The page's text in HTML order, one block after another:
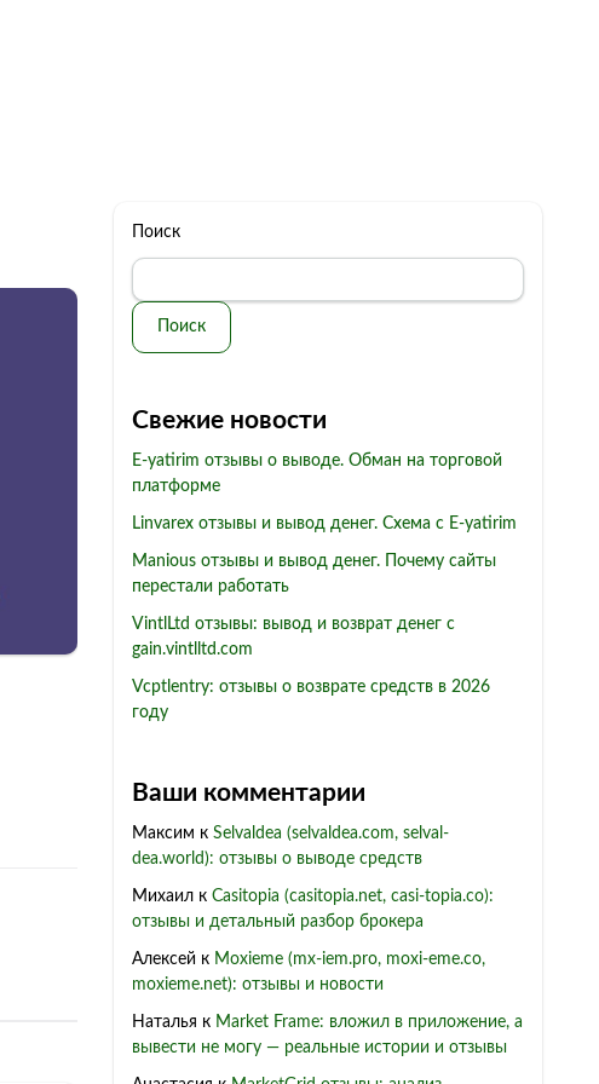
Поиск
Поиск
Свежие новости
E-yatirim отзывы о выводе. Обман на торговой
платформе
Linvarex отзывы и вывод денег. Схема с E-yatirim
Manious отзывы и вывод денег. Почему сайты
перестали работать
VintlLtd отзывы: вывод и возврат денег с
gain.vintlltd.com
Vcptlentry: отзывы о возврате средств в 2026
году
Ваши комментарии
Максим к Selvaldea (selvaldea.com, selval-
dea.world): отзывы о выводе средств
Михаил к Casitopia (casitopia.net, casi-topia.co):
отзывы и детальный разбор брокера
Алексей к Moxieme (mx-iem.pro, moxi-eme.co,
moxieme.net): отзывы и новости
Наталья к Market Frame: вложил в приложение, а
вывести не могу — реальные истории и отзывы